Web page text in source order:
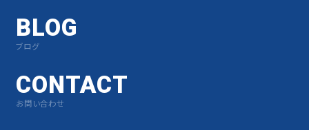
BLOG
ブログ
CONTACT
お問い合わせ